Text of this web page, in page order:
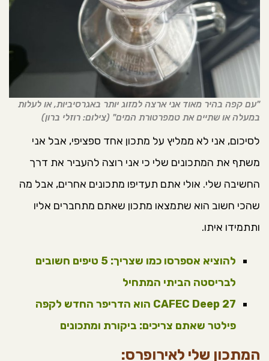
"עם קפה בהיר מאוד אני ארצה למזוג יותר באגרסיביות, או לעלות
במעלה או שתיים את טמפרטורת המים" (צילום: רוזלי ברון)
לסיכום, אני לא ממליץ על מתכון אחד ספציפי, אבל אני
משתף את המתכונים שלי כי אני רוצה להעביר את דרך
החשיבה שלי. אולי אתם תעדיפו מתכונים אחרים, אבל מה
שהכי חשוב הוא שתמצאו מתכון שאתם מתחברים אליו
ותתמידו איתו.
להוציא אספרסו כמו שצריך: 5 טיפים חשובים
לבריסטה הביתי המתחיל
CAFEC Deep 27 הוא הדריפר החדש לקפה
פילטר שאתם צריכים: ביקורת ומתכונים
המתכון שלי לאירופרס: